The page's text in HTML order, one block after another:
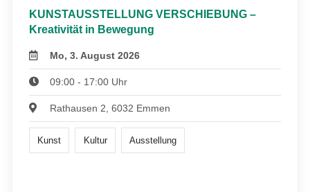
KUNSTAUSSTELLUNG VERSCHIEBUNG –
Kreativität in Bewegung
Mo, 3. August 2026
09:00 - 17:00 Uhr
Rathausen 2, 6032 Emmen
Kunst Kultur Ausstellung